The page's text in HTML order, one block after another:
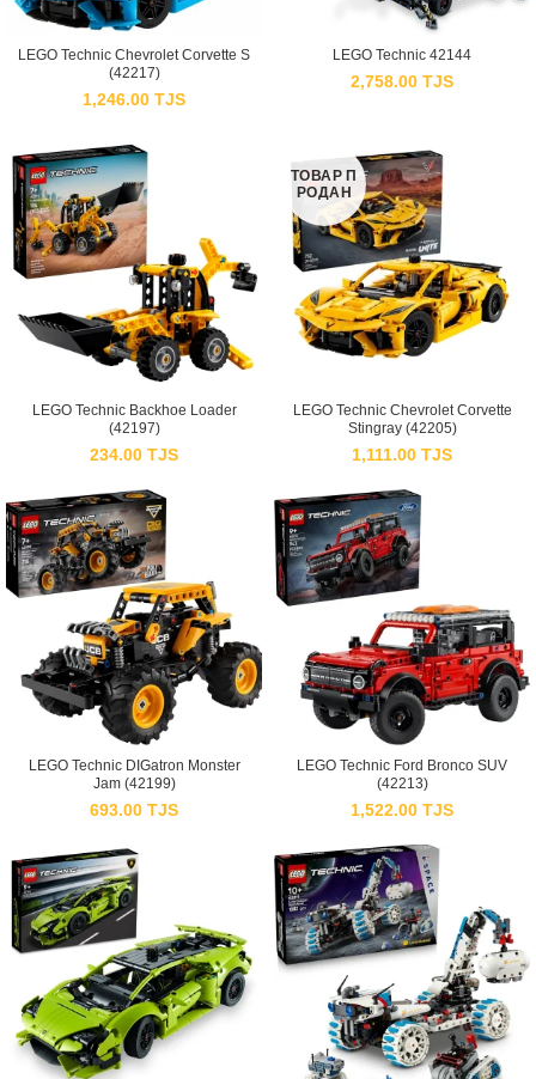
LEGO Technic Chevrolet Corvette S
(42217)
1,246.00 TJS
LEGO Technic 42144
2,758.00 TJS
LEGO Technic Backhoe Loader
(42197)
234.00 TJS
ТОВАР П
РОДАН
LEGO Technic Chevrolet Corvette
Stingray (42205)
1,111.00 TJS
LEGO Technic DIGatron Monster
Jam (42199)
693.00 TJS
LEGO Technic Ford Bronco SUV
(42213)
1,522.00 TJS